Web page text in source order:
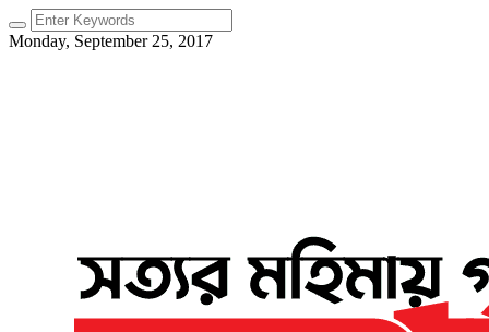
Monday, September 25, 2017